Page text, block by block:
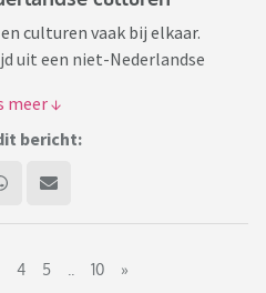
culturen vaak bij elkaar.
uit een niet-Nederlandse
(wat ik ken uit Chinees-
)
bericht:
4 5 10 »